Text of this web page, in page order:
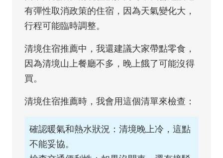
有彈性取消政策的住宿，因為天氣變化大，
行程可能臨時調整。
清境住宿推薦中，我還建議大家帶點零食，
因為清境山上餐廳不多，晚上餓了可能沒得
買。
清境住宿推薦時，我會用這個清單來檢查：
確認暖氣和熱水狀況：清境晚上冷，這點
不能妥協。